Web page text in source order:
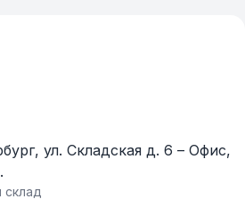
ул. Складская д. 6 – Офис,
склад